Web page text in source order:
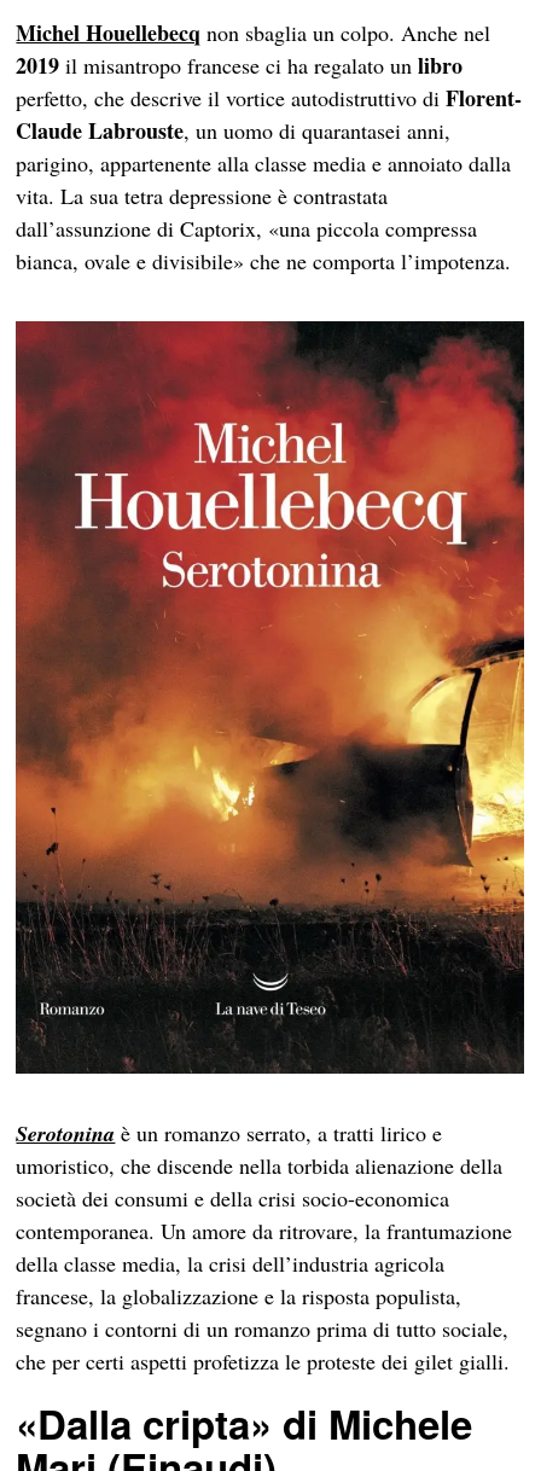
Michel Houellebecq non sbaglia un colpo. Anche nel
2019 il misantropo francese ci ha regalato unlibro
perfetto, che descrive il vortice autodistruttivo diFlorent-
Claude Labrouste, un uomo di quarantasei anni,
parigino, appartenente alla classe media e annoiato dalla
vita. La sua tetra depressione è contrastata
dall’assunzione di Captorix, «una piccola compressa
bianca, ovale e divisibile» che ne comporta l’impotenza.
Serotonina è un romanzo serrato, a tratti lirico e
umoristico, che discende nella torbida alienazione della
società dei consumi e della crisi socio-economica
contemporanea. Un amore da ritrovare, la frantumazione
della classe media, la crisi dell’industria agricola
francese, la globalizzazione e la risposta populista,
segnano i contorni di un romanzo prima di tutto sociale,
che per certi aspetti profetizza le proteste dei gilet gialli.
«Dalla cripta» di Michele